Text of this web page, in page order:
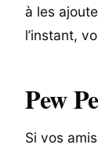
à les
l’instant,
Pew
Si vos